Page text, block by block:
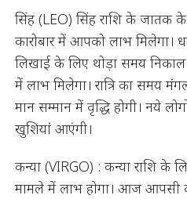
सिंह (LEO) सिंह राशि के जातक के
कारोबार में आपको लाभ मिलेगा।
लिखाई के लिए थोड़ा समय निकाल
में लाभ मिलेगा। रात्रि का समय
मान सम्मान में वृद्धि होगी। नये
खुशियां आएंगी।
कन्या (VIRGO) : कन्या राशि के
मामले में लाभ होगा। आज आपसी